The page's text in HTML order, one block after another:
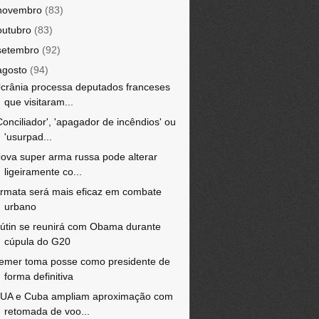
(83)
(83)
(92)
(94)
processa deputados franceses
que visitaram...
'apagador de incêndios' ou
'usurpad...
super arma russa pode alterar
ligeiramente co...
será mais eficaz em combate
urbano
se reunirá com Obama durante
cúpula do G20
toma posse como presidente de
forma definitiva
e Cuba ampliam aproximação com
retomada de voo...